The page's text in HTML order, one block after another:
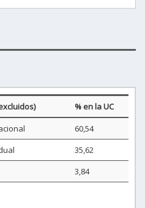
% en la UC
60,54
35,62
3,84